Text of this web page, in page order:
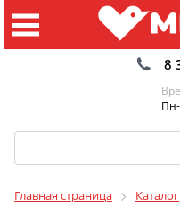
8
Главная страница Каталог